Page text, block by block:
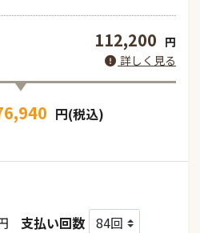
112,200 円
詳しく見る
円(税込)
支払い回数